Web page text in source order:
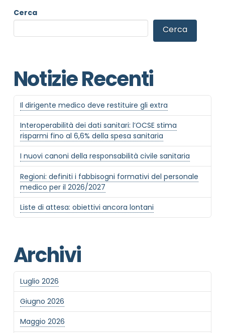
Cerca
Cerca
Notizie Recenti
Il dirigente medico deve restituire gli extra
Interoperabilità dei dati sanitari: l’OCSE stima
risparmi fino al 6,6% della spesa sanitaria
I nuovi canoni della responsabilità civile sanitaria
Regioni: definiti i fabbisogni formativi del personale
medico per il 2026/2027
Liste di attesa: obiettivi ancora lontani
Archivi
Luglio 2026
Giugno 2026
Maggio 2026